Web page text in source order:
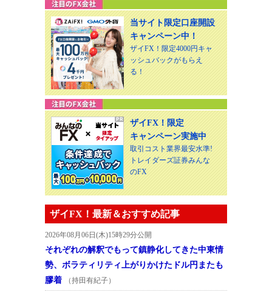
当サイト限定口座開設
キャンペーン中！
ザイFX！限定4000円キャ
ッシュバックがもらえ
る！
ザイFX！限定
キャンペーン実施中
取引コスト業界最安水準!
トレイダーズ証券みんな
のFX
ザイFX！最新＆おすすめ記事
2026年08月06日(木)15時29分公開
それぞれの解釈でもって鎮静化してきた中東情
勢、ボラティリティ上がりかけたドル円またも
膠着
（持田有紀子）